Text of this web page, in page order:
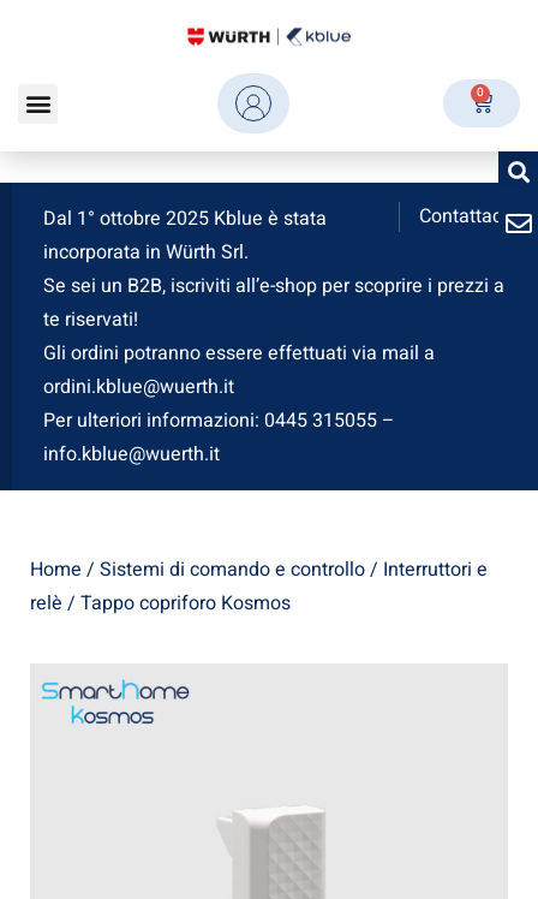
0
Contattaci
Dal 1° ottobre 2025 Kblue è stata
incorporata in Würth Srl.
Se sei un B2B, iscriviti all’e-shop per scoprire i prezzi a
te riservati!
Gli ordini potranno essere effettuati via mail a
ordini.kblue@wuerth.it
Per ulteriori informazioni: 0445 315055 –
info.kblue@wuerth.it
Home / Sistemi di comando e controllo/ Interruttori e
relè / Tappo copriforo Kosmos